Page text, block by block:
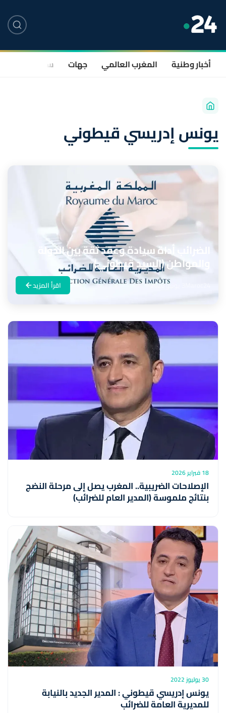
أخبار وطنية المغرب العالمي جهات سياسة
يونس إدريسي قيطوني
الضرائب أداة سيادة وعقد ثقة بين الدولة
والمواطن (السيد قيطوني)
اقرأ المزيد
18 فبراير 2026
الإصلاحات الضريبية.. المغرب يصل إلى مرحلة النضج
بنتائج ملموسة (المدير العام للضرائب)
30 يوليوز 2022
يونس إدريسي قيطوني : المدير الجديد بالنيابة
للمديرية العامة للضرائب